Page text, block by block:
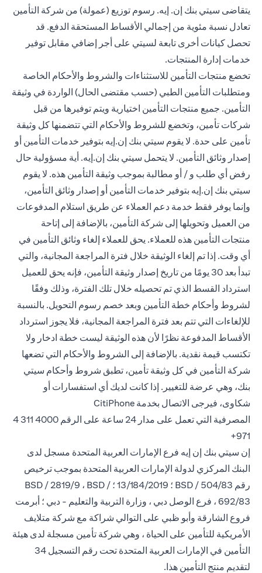
يتقاضى سيتي بنك إن. إيه. رسوم توزيع (عمولة) من شركة التأمين
تعادل نسبة مئوية من إجمالي الأقساط المستحقة الدفع. قد
تحصل كيانات أخرى تابعة لسيتي على أجر إضافي مقابل توفير
خدمات إدارة المنتجات.
تخضع منتجات التأمين للاستثناءات والشروط والأحكام الخاصة
ومتطلبات التأمين الطبي (حسب مقتضى الحال) الواردة في وثيقة
التأمين. جميع منتجات التأمين اختيارية ويتم توفيرها من قبل
شركات تأمين، وتخضع للشروط والأحكام التي تتضمنها كل وثيقة
تأمين على حدة. لا يقوم سيتي بنك إن.إيه بتوفير خدمات التأمين أو
إصدار وثائق التأمين. لا يتحمل سيتي بنك إن.إيه. أية مسؤولية حال
رفض أي طلب و / أو مطالبة بموجب وثيقة التأمين هذه. لا يقوم
سيتي بنك إن.إيه بتوفير خدمات التأمين أو إصدار وثائق التأمين،
وإنما يوفر فقط خدمة دعم العملاء عن طريق استلام المدفوعات
من العميل وتحويلها إلى شركة التأمين، بالإضافة إلى إتاحة
منتجات التأمين هذه للعملاء. يحق للعملاء إلغاء وثائق التأمين في
أي وقت. إذا تم إلغاء الوثيقة خلال فترة المراجعة المجانية، والتي
تبدأ بعد 30 يومًا من تاريخ إصدار وثيقة التأمين، فإنه يحق للعميل
استرداد القسط الذي تم تحصيله خلال تلك الفترة، وذلك وفقًا
لشروط وأحكام خطة التأمين وبعد خصم رسوم التحويل. بالنسبة
للإلغاءات التي تتم بعد فترة المراجعة المجانية، فلا يجوز استرداد
الأقساط المدفوعة نظرًا لأن هذه الوثيقة ليست خطة ادخار ولا
تكتسب قيمة نقدية. بالإضافة إلى الشروط والأحكام التي تضعها
شركة التأمين في كل وثيقة تأمين، تطبق شروط وأحكام سيتي
بنك، وهي عرضة للتغيير. إذا كانت لديك أي استفسارات أو
شكاوى، فيرجى الاتصال بخدمة CitiPhone
المصرفية التي تعمل على مدار 24 ساعة على
الرقم 4000 311 4
971+
إن سيتي بنك إن إيه فرع الإمارات العربية المتحدة مسجل لدى
البنك المركزي لدولة الإمارات العربية المتحدة بموجب ترخيص
رقم BSD / 504/83 ؛ 13/184/2019 ؛ BSD / 2819/9 ، BSD /
692/83 ، فرع الوصل دبي ، وزارة التربية والتعليم - دبي ؛ أبرمت
فروع الشارقة وأبو ظبي على التوالي شراكة مع شركة متلايف
الأمريكية للتأمين على الحياة ، وهي شركة تأمين مسجلة لدى هيئة
التأمين في الإمارات العربية المتحدة تحت رقم التسجيل 34
لتقديم منتج التأمين هذا.